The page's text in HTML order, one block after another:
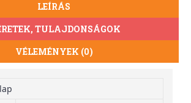
LEÍRÁS
TULAJDONSÁGOK
VÉLEMÉNYEK (0)